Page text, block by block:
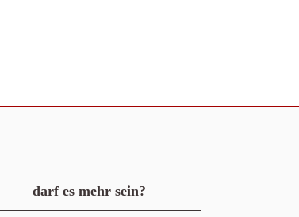
darf es mehr sein?